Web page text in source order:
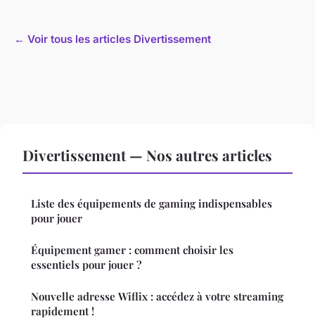
← Voir tous les articles Divertissement
Divertissement — Nos autres articles
Liste des équipements de gaming indispensables
pour jouer
Équipement gamer : comment choisir les
essentiels pour jouer ?
Nouvelle adresse Wiflix : accédez à votre streaming
rapidement !